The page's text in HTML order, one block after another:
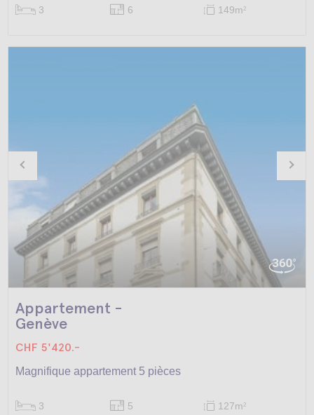
3 6 149m2
Appartement -
Genève
CHF 5'420.-
Magnifique appartement 5 pièces
3 5 127m2